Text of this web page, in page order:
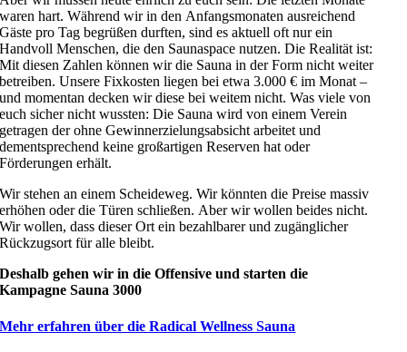
waren hart. Während wir in den Anfangsmonaten ausreichend
Gäste pro Tag begrüßen durften, sind es aktuell oft nur ein
Handvoll Menschen, die den Saunaspace nutzen. Die Realität ist:
Mit diesen Zahlen können wir die Sauna in der Form nicht weiter
betreiben. Unsere Fixkosten liegen bei etwa 3.000 € im Monat –
und momentan decken wir diese bei weitem nicht. Was viele von
euch sicher nicht wussten: Die Sauna wird von einem Verein
getragen der ohne Gewinnerzielungsabsicht arbeitet und
dementsprechend keine großartigen Reserven hat oder
Förderungen erhält.
Wir stehen an einem Scheideweg. Wir könnten die Preise massiv
erhöhen oder die Türen schließen. Aber wir wollen beides nicht.
Wir wollen, dass dieser Ort ein bezahlbarer und zugänglicher
Rückzugsort für alle bleibt.
Deshalb gehen wir in die Offensive und starten die
Kampagne Sauna 3000
Mehr erfahren über die Radical Wellness Sauna